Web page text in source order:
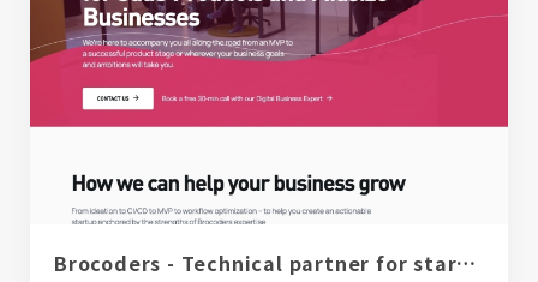
Brocoders - Technical partner for startups and established businesses | Brocoders